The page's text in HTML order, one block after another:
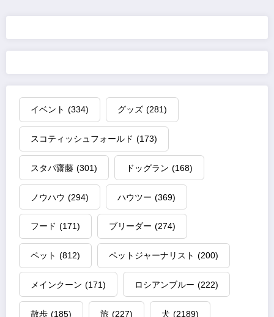
イベント (334) グッズ (281)
スコティッシュフォールド (173)
スタパ齋藤 (301) ドッグラン (168)
ノウハウ (294) ハウツー (369)
フード (171) ブリーダー (274)
ペット (812) ペットジャーナリスト (200)
メインクーン (171) ロシアンブルー (222)
散歩 (185) 旅 (227) 犬 (2189)